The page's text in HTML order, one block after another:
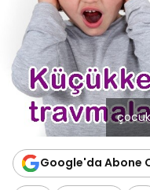
Google'da Abone